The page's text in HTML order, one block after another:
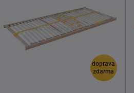
doprava
zdarma